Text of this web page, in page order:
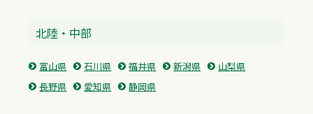
北陸・中部
富山県 石川県 福井県 新潟県
山梨県
長野県
愛知県 静岡県